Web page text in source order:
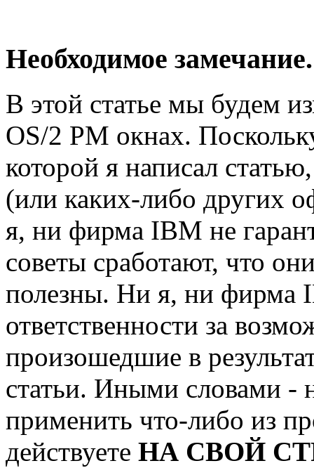
Необходимое замечание.
В этой статье мы будем
OS/2 PM окнах.
которой я написал
(или каких-либо других
я, ни фирма IBM не
советы сработают, что
полезны. Ни я, ни фирма
ответственности за
произошедшие в
статьи. Иными словами -
применить что-либо из
действуете НА СВОЙ